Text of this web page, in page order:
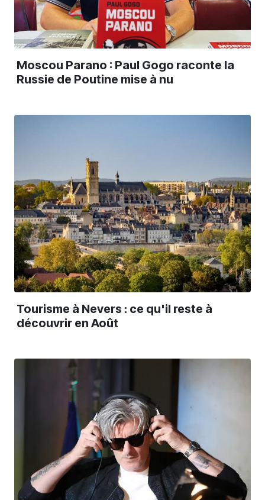
Moscou Parano : Paul Gogo raconte la
Russie de Poutine mise à nu
Tourisme à Nevers : ce qu'il reste à
découvrir en Août